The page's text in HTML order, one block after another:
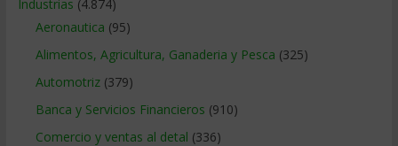
Industrias (4.874)
Aeronautica (95)
Alimentos, Agricultura, Ganaderia y Pesca (325)
Automotriz(379)
Banca y Servicios Financieros (910)
Comercio y ventas al detal (336)